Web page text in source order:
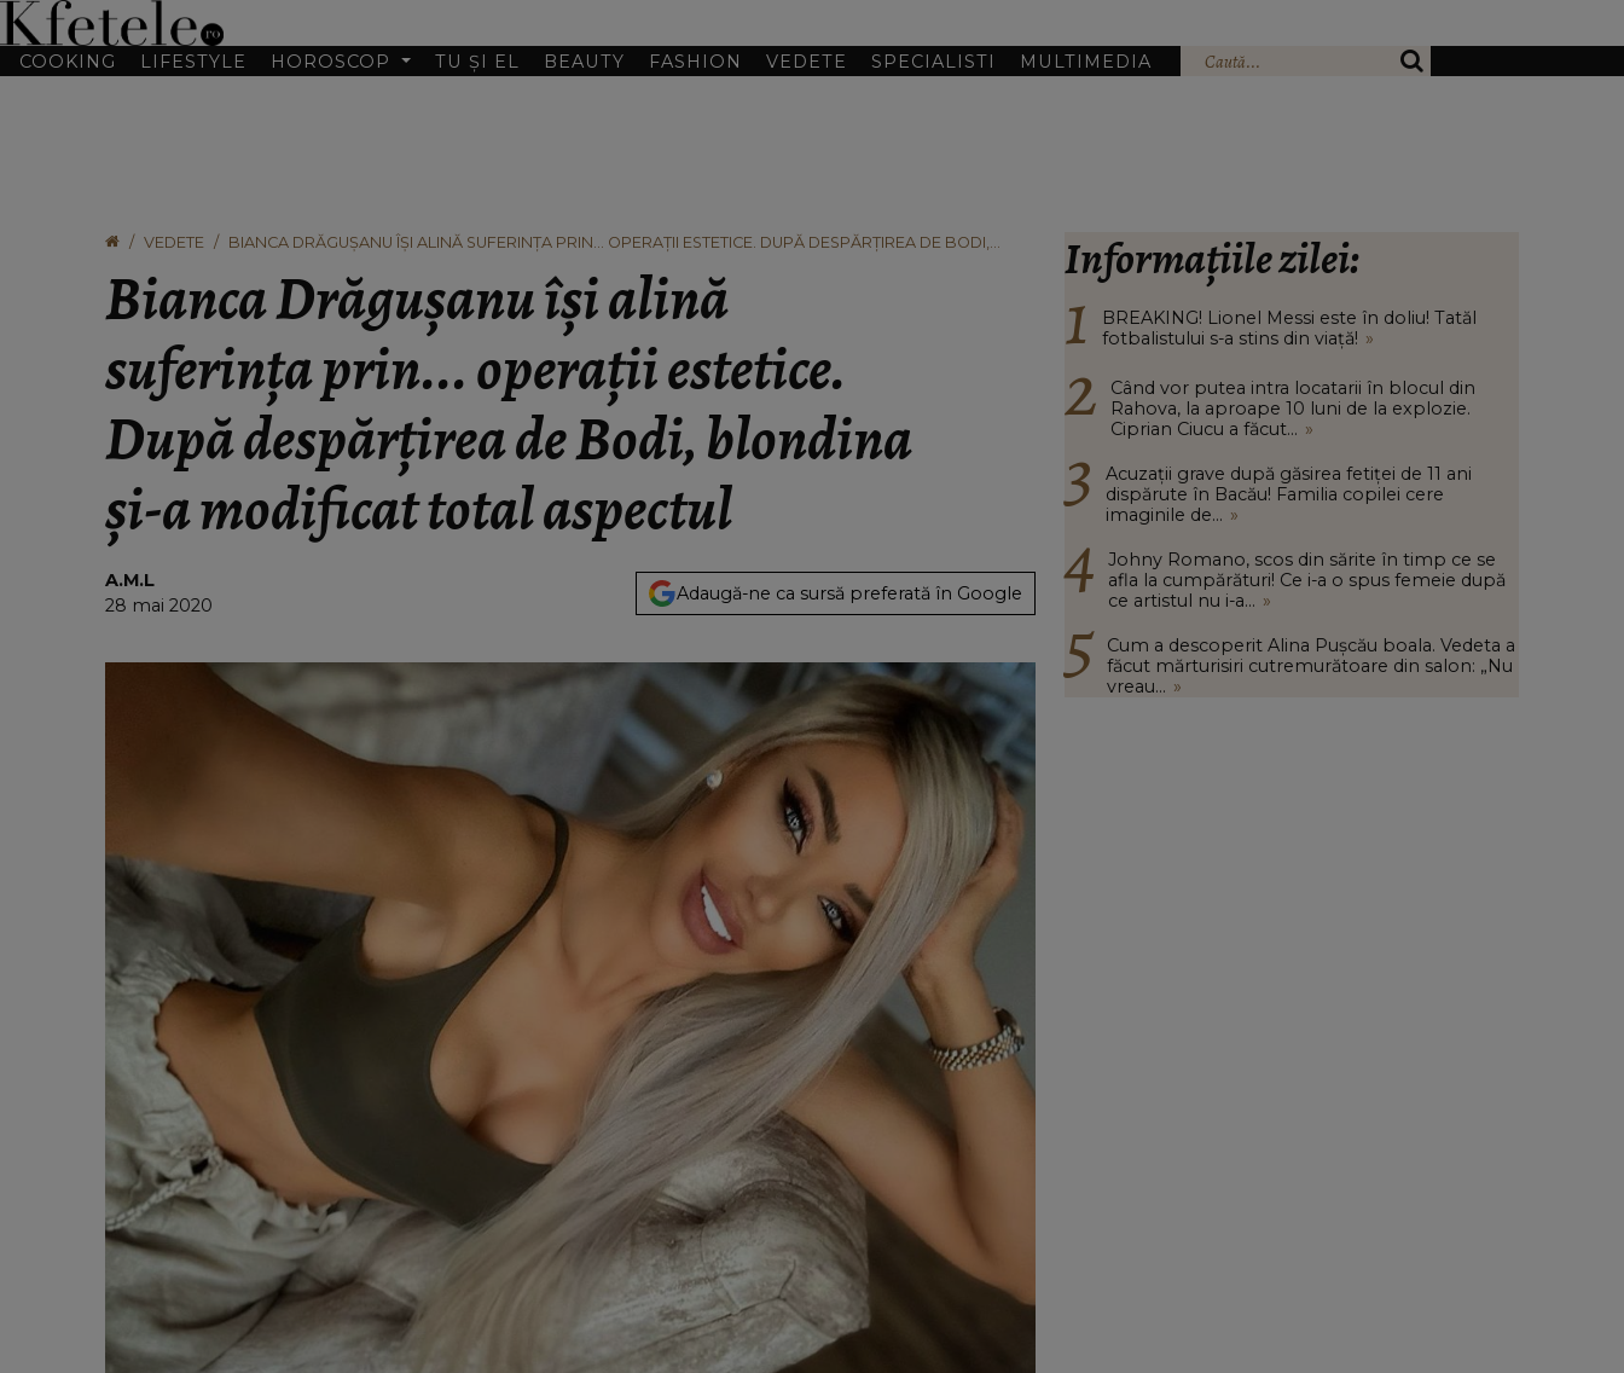
COOKING LIFESTYLE HOROSCOP TU ȘI EL BEAUTY FASHION VEDETE SPECIALISTI MULTIMEDIA
VEDETE
BIANCA DRĂGUȘANU ÎȘI ALINĂ SUFERINȚA PRIN... OPERAȚII ESTETICE. DUPĂ DESPĂRȚIREA DE BODI,
Bianca Drăgușanu își alină
suferința prin... operații estetice.
După despărțirea de Bodi, blondina
și-a modificat total aspectul
A.M.L
28 mai 2020
Adaugă-ne ca sursă preferată în Google
Informațiile zilei:
BREAKING! Lionel Messi este în doliu! Tatăl
fotbalistului s-a stins din viață! »
Când vor putea intra locatarii în blocul din
Rahova, la aproape 10 luni de la explozie.
Ciprian Ciucu a făcut... »
Acuzații grave după găsirea fetiței de 11 ani
dispărute în Bacău! Familia copilei cere
imaginile de... »
Johny Romano, scos din sărite în timp ce se
afla la cumpărături! Ce i-a o spus femeie după
ce artistul nu i-a... »
Cum a descoperit Alina Pușcău boala. Vedeta a
făcut mărturisiri cutremurătoare din salon: „Nu
vreau... »